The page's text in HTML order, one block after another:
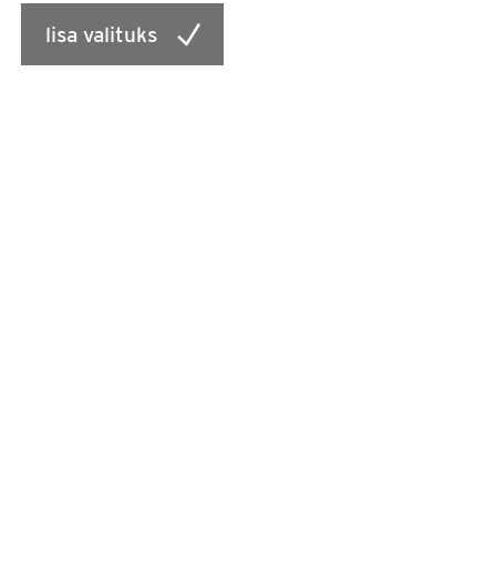
lisa valituks